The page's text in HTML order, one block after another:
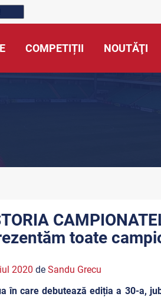
COMPETIȚII NOUTĂŢI
toate
2020 de Sandu Grecu
în care debutează ediția a 30-a,